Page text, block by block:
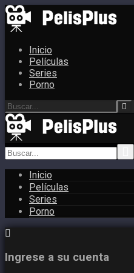
Inicio
Películas
Series
Porno
Inicio
Películas
Series
Porno
Ingrese a su cuenta